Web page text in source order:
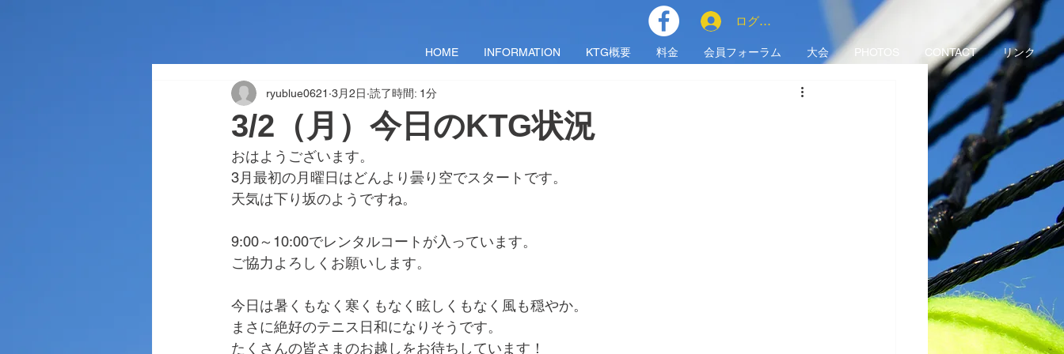
HOME INFORMATION KTG概要 料金 会員フォーラム 大会 PHOTOS CONTACT リンク
ログイン
3/2（月）今日のKTG状況
ryublue0621 3月2日 読了時間: 1分
おはようございます。
3月最初の月曜日はどんより曇り空でスタートです。
天気は下り坂のようですね。
9:00～10:00でレンタルコートが入っています。
ご協力よろしくお願いします。
今日は暑くもなく寒くもなく眩しくもなく風も穏やか。
まさに絶好のテニス日和になりそうです。
たくさんの皆さまのお越しをお待ちしています！